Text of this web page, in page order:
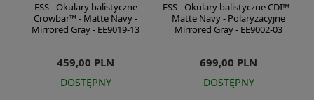
ESS - Okulary balistyczne
Crowbar™ - Matte Navy -
Mirrored Gray - EE9019-13
459,00 PLN
DOSTĘPNY
ESS - Okulary balistyczne CDI™ -
Matte Navy - Polaryzacyjne
Mirrored Gray - EE9002-03
699,00 PLN
DOSTĘPNY